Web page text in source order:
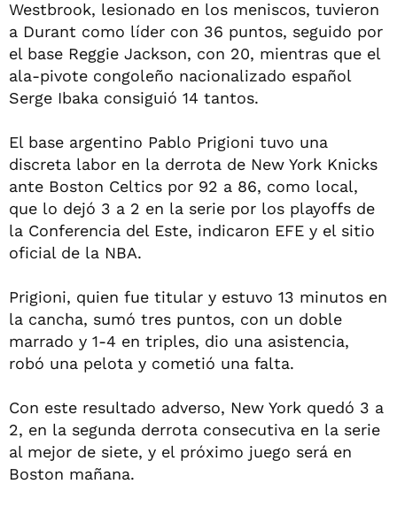
Westbrook, lesionado en los meniscos, tuvieron
a Durant como líder con 36 puntos, seguido por
el base Reggie Jackson, con 20, mientras que el
ala-pivote congoleño nacionalizado español
Serge Ibaka consiguió 14 tantos.
El base argentino Pablo Prigioni tuvo una
discreta labor en la derrota de New York Knicks
ante Boston Celtics por 92 a 86, como local,
que lo dejó 3 a 2 en la serie por los playoffs de
la Conferencia del Este, indicaron EFE y el sitio
oficial de la NBA.
Prigioni, quien fue titular y estuvo 13 minutos en
la cancha, sumó tres puntos, con un doble
marrado y 1-4 en triples, dio una asistencia,
robó una pelota y cometió una falta.
Con este resultado adverso, New York quedó 3 a
2, en la segunda derrota consecutiva en la serie
al mejor de siete, y el próximo juego será en
Boston mañana.